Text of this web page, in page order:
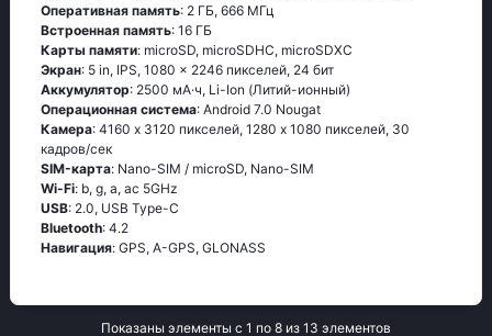
Оперативная память: 2 ГБ, 666 МГц
Встроенная память: 16 ГБ
Карты памяти: microSD, microSDHC, microSDXC
Экран: 5 in, IPS, 1080 x 2246 пикселей, 24 бит
Аккумулятор: 2500 мА·ч, Li-Ion (Литий-ионный)
Oперационная система: Аndrоid 7.0 Νоugаt
Камера: 4160 x 3120 пикселей, 1280 x 1080 пикселей, 30
кадров/сек
SIM-карта: Nano-SIM / microSD, Nano-SIM
Wi-Fi: b, g, а, ас 5GНz
USB: 2.0, USB Type-C
Bluetooth: 4.2
Навигация: GРS, А-GРS, GLОΝАSS
Показаны элементы с 1 по 8 из 13 элементов